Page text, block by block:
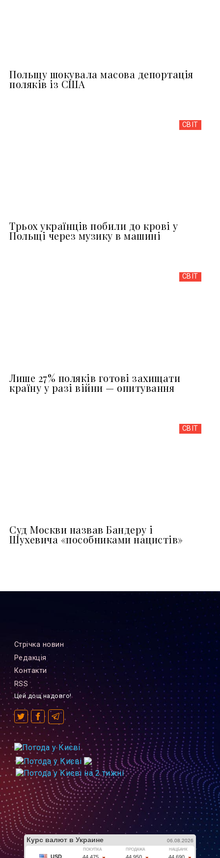
Польщу шокувала масова депортація
поляків із США
СВІТ
Трьох українців побили до крові у
Польщі через музику в машині
СВІТ
Лише 27% поляків готові захищати
країну у разі війни — опитування
СВІТ
Суд Москви назвав Бандеру і
Шухевича «пособниками нацистів»
Стрiчка новин
Редакцiя
Контакти
RSS
Цей дощ надовго!